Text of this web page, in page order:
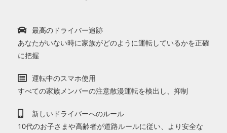
最高のドライバー追跡
あなたがいない時に家族がどのように運転しているかを正確
に把握
運転中のスマホ使用
すべての家族メンバーの注意散漫運転を検出し、抑制
新しいドライバーへのルール
10代のお子さまや高齢者が道路ルールに従い、より安全な